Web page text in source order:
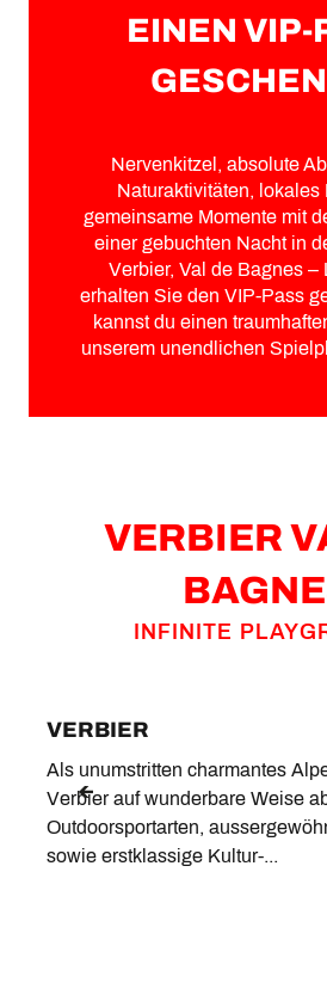
EINEN VIP-
Nervenkitzel, absolute
Naturaktivitäten, lokales
gemeinsame Momente mit
einer gebuchten Nacht in
Verbier, Val de Bagnes –
erhalten Sie den VIP-Pass
kannst du einen
unserem unendlichen
VERBIER
INFINITE
VERBIER
Als unumstritten charmantes
Verbier auf wunderbare Weise
Outdoorsportarten,
sowie erstklassige Kultur-...